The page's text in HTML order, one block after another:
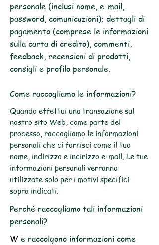
personale (inclusi nome, e-mail,
password, comunicazioni); dettagli di
pagamento (comprese le informazioni
sulla carta di credito), commenti,
feedback, recensioni di prodotti,
consigli e profilo personale.
Come raccogliamo le informazioni?
Quando effettui una transazione sul
nostro sito Web, come parte del
processo, raccogliamo le informazioni
personali che ci fornisci come il tuo
nome, indirizzo e indirizzo e-mail. Le tue
informazioni personali verranno
utilizzate solo per i motivi specifici
sopra indicati.
Perché raccogliamo tali informazioni
personali?
W e raccolgono informazioni come